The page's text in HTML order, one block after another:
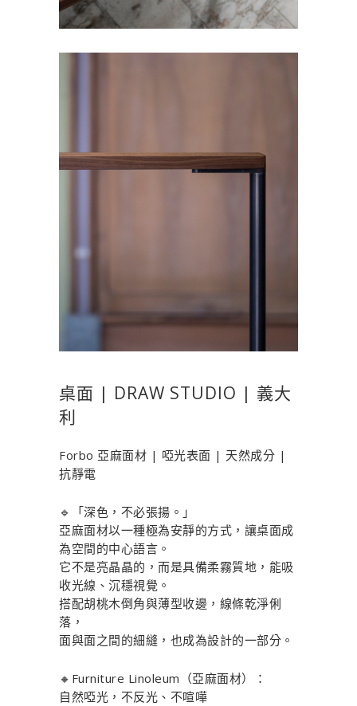
桌面 | DRAW STUDIO | 義大
利
Forbo 亞麻面材 | 啞光表面 | 天然成分 |
抗靜電
🔹「深色，不必張揚。」
亞麻面材以一種極為安靜的方式，讓桌面成
為空間的中心語言。
它不是亮晶晶的，而是具備柔霧質地，能吸
收光線、沉穩視覺。
搭配胡桃木倒角與薄型收邊，線條乾淨俐
落，
面與面之間的細縫，也成為設計的一部分。
🔸Furniture Linoleum（亞麻面材）：
自然啞光，不反光、不喧嘩